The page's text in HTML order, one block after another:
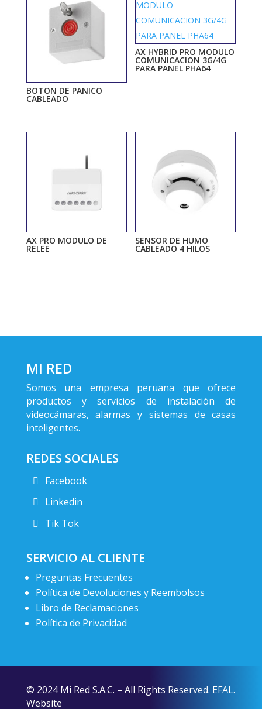
BOTON DE PANICO
CABLEADO
AX HYBRID PRO MODULO
COMUNICACION 3G/4G
PARA PANEL PHA64
AX PRO MODULO DE
RELEE
SENSOR DE HUMO
CABLEADO 4 HILOS
MI RED
Somos una empresa peruana que ofrece
productos y servicios de instalación de
videocámaras, alarmas y sistemas de casas
inteligentes.
REDES SOCIALES
Facebook
Linkedin
Tik Tok
SERVICIO AL CLIENTE
Preguntas Frecuentes
Política de Devoluciones y Reembolsos
Libro de Reclamaciones
Política de Privacidad
© 2024 Mi Red S.A.C. – All Rights Reserved. EFAL.
Website